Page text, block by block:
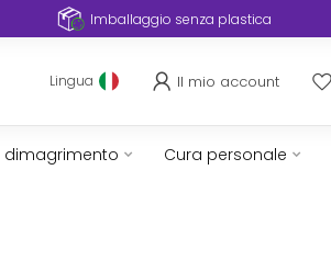
Imballaggio senza plastica
Lingua Il mio account
dimagrimento Cura personale